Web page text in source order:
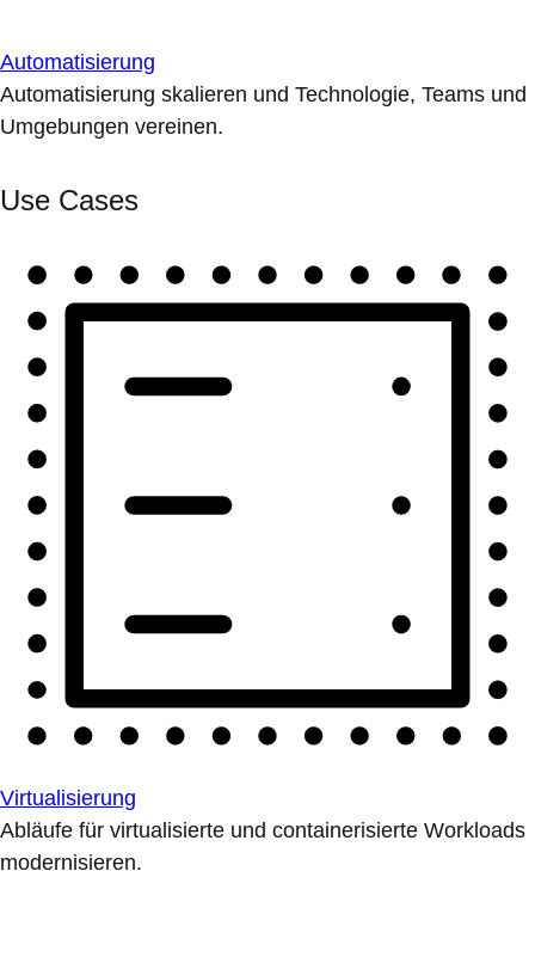
Automatisierung
Automatisierung skalieren und Technologie, Teams und
Umgebungen vereinen.
Use Cases
Virtualisierung
Abläufe für virtualisierte und containerisierte Workloads
modernisieren.